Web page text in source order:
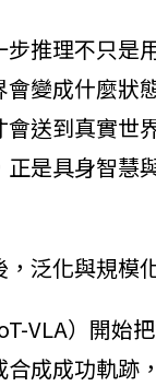
推理不只是
變成什麼狀
送到真實世
正是具身智慧
泛化與規模
VLA）開始
成成功軌跡